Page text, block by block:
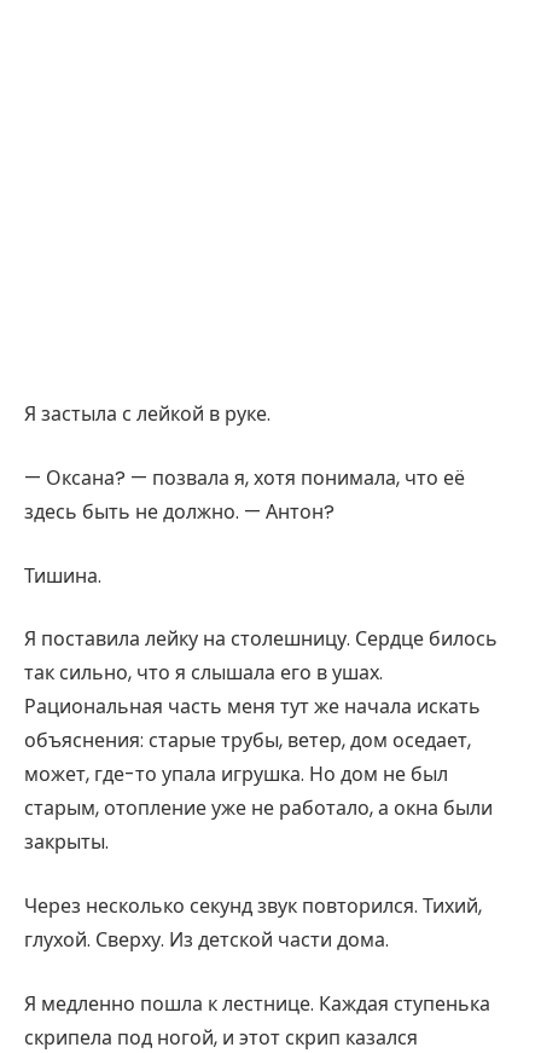
Я застыла с лейкой в руке.
— Оксана? — позвала я, хотя понимала, что её
здесь быть не должно. — Антон?
Тишина.
Я поставила лейку на столешницу. Сердце билось
так сильно, что я слышала его в ушах.
Рациональная часть меня тут же начала искать
объяснения: старые трубы, ветер, дом оседает,
может, где-то упала игрушка. Но дом не был
старым, отопление уже не работало, а окна были
закрыты.
Через несколько секунд звук повторился. Тихий,
глухой. Сверху. Из детской части дома.
Я медленно пошла к лестнице. Каждая ступенька
скрипела под ногой, и этот скрип казался